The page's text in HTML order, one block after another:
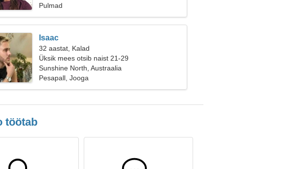
Pulmad
Isaac
32 aastat, Kalad
Üksik mees otsib naist 21-29
Sunshine North, Austraalia
Pesapall, Jooga
töötab